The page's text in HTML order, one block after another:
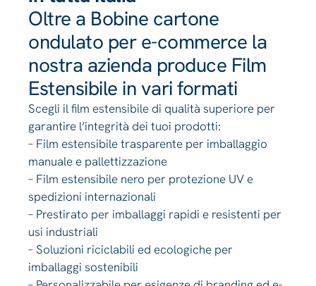
Oltre a Bobine cartone
ondulato per e-commerce la
nostra azienda produce Film
Estensibile in vari formati
Scegli il film estensibile di qualità superiore per
garantire l’integrità dei tuoi prodotti:
– Film estensibile trasparente per imballaggio
manuale e pallettizzazione
– Film estensibile nero per protezione UV e
spedizioni internazionali
– Prestirato per imballaggi rapidi e resistenti per
usi industriali
– Soluzioni riciclabili ed ecologiche per
imballaggi sostenibili